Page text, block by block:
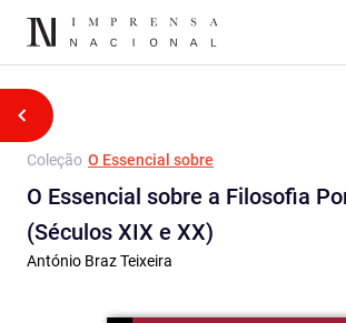
Coleção O Essencial sobre
O Essencial sobre a Filosofia
(Séculos XIX e XX)
António Braz Teixeira